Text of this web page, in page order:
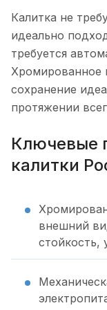
Калитка не
идеально
требуется
Хромированное
сохранение
протяжении
Ключевые
калитки
внешний
стойкость,